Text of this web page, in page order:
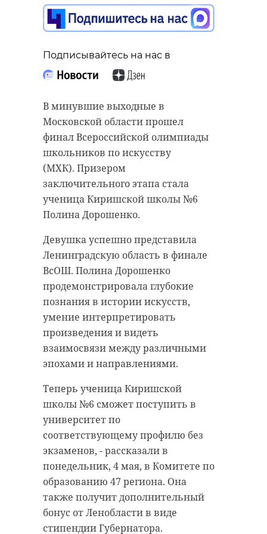
Подписывайтесь на нас в
В минувшие выходные в
Московской области прошел
финал Всероссийской олимпиады
школьников по искусству
(МХК). Призером
заключительного этапа стала
ученица Киришской школы №6
Полина Дорошенко.
Девушка успешно представила
Ленинградскую область в финале
ВсОШ. Полина Дорошенко
продемонстрировала глубокие
познания в истории искусств,
умение интерпретировать
произведения и видеть
взаимосвязи между различными
эпохами и направлениями.
Теперь ученица Киришской
школы №6 сможет поступить в
университет по
соответствующему профилю без
экзаменов, - рассказали в
понедельник, 4 мая, в Комитете по
образованию 47 региона. Она
также получит дополнительный
бонус от Ленобласти в виде
стипендии Губернатора.
Подписывайтесь на нас в
За прошедшую неделю, - с 27
апреля по 4 мая, - в Ленинградской
области подразделения
территориального пожарно-
спасательного гарнизона
отработали 168 происшествий.
Основная часть выездов
пришлась на пожары: их было 156.
В тушении участвовали более
тысячи сотрудников и свыше
трехсот единиц техники. При этом
удалось спасти 10 человек.
Кроме того, за этот же период
спасатели 12 раз выезжали на
ликвидацию последствий
дорожно-транспортных
происшествий. В этих работах
были задействованы почти 50
специалистов и 12 единиц
техники, благодаря чему удалось
сохранить жизнь шести
пострадавшим.
Спасатели напоминают о
необходимости соблюдать меры
"Навигатор 100-летия
Ленобласти"
Подписывайтесь на нас в
В Ленинградской области
запустили проект "Навигатор 100-
летия", приуроченный к юбилею
47 региона, который отметят в
сообщил в понедельник, 4 мая,
губернатор Александр Дрозденко в
своем официальном канале в
MAX.
Проект начался с публикации
видеомедитации, посвященной
природе, пространствам и
историческим местам области.
работа над специальным сайтом,
где будут собраны события
юбилейного года, появится
возможность планировать
маршруты путешествий по
региону, делиться впечатлениями
и участвовать в праздничных
активностях.